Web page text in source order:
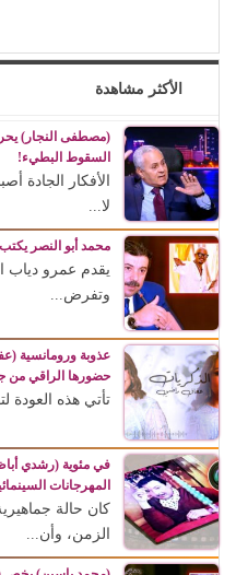
الأكثر مشاهدة
(مصطفى النجار) يحرك
السقوط البطيء!
الأفكار الجادة
لا...
محمد أبو النصر
يقدم عمرو دياب
وتفرض...
عذوبة ورومانسية
حضورها الراقي من
تأتي هذه العودة
في مئوية (رشدي
المهرجانات
كان حالة
الزمن، وأن...